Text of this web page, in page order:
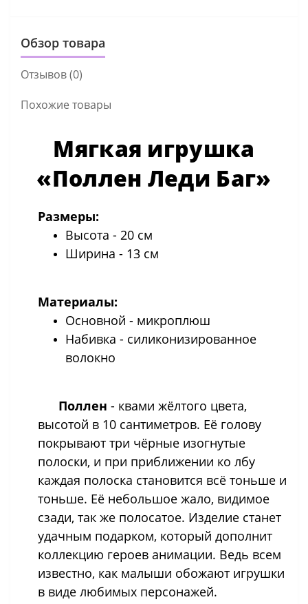
Обзор товара
Отзывов (0)
Похожие товары
Мягкая игрушка
«Поллен Леди Баг»
Размеры:
Высота - 20 см
Ширина - 13 см
Материалы:
Основной - микроплюш
Набивка - силиконизированное
волокно
Поллен - квами жёлтого цвета,
высотой в 10 сантиметров. Её голову
покрывают три чёрные изогнутые
полоски, и при приближении ко лбу
каждая полоска становится всё тоньше и
тоньше. Её небольшое жало, видимое
сзади, так же полосатое. Изделие станет
удачным подарком, который дополнит
коллекцию героев анимации. Ведь всем
известно, как малыши обожают игрушки
в виде любимых персонажей.